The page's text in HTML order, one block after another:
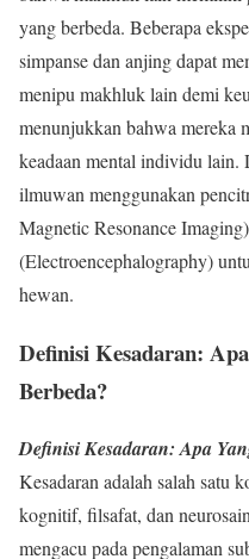
yang berbeda. Beberapa
simpanse dan anjing dapat
menipu makhluk lain demi
menunjukkan bahwa mereka
keadaan mental individu
ilmuwan menggunakan
Magnetic Resonance
(Electroencephalography)
hewan.
Definisi Kesadaran:
Berbeda?
Definisi Kesadaran: Apa
Kesadaran adalah salah satu
kognitif, filsafat, dan
mengacu pada pengalaman